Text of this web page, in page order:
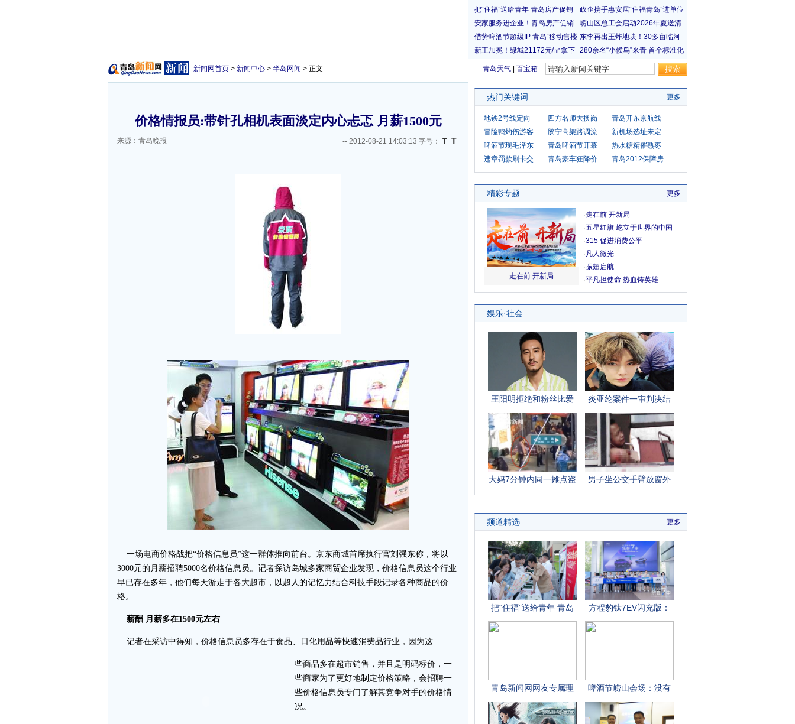
青岛天气 百宝箱
新闻网首页 > 新闻中心 > 半岛网闻 > 正文
价格情报员:带针孔相机表面淡定内心忐忑 月薪1500元
来源：青岛晚报 -- 2012-08-21 14:03:13 字号： T T
一场电商价格战把“价格信息员”这一群体推向前台。京东商城首席执行官刘强东称，将以
3000元的月薪招聘5000名价格信息员。记者探访岛城多家商贸企业发现，价格信息员这个行业
早已存在多年，他们每天游走于各大超市，以超人的记忆力结合科技手段记录各种商品的价
格。
薪酬 月薪多在1500元左右
记者在采访中得知，价格信息员多存在于食品、日化用品等快速消费品行业，因为这
些商品多在超市销售，并且是明码标价，一
些商家为了更好地制定价格策略，会招聘一
些价格信息员专门了解其竞争对手的价格情
况。
热门关键词 更多
地铁2号线定向 四方名师大换岗
青岛开东京航线
冒险鸭灼伤游客
胶宁高架路调流
新机场选址未定
啤酒节现毛泽东
青岛啤酒节开幕
热水糖精催熟枣
违章罚款刷卡交
青岛豪车狂降价 青岛2012保障房